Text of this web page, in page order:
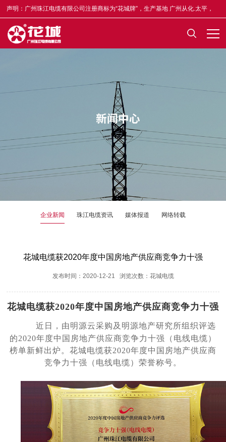
声明：广州珠江电缆有限公司注册商标为“花城牌”，生产基地 广州从化.太平，
合格证均印有“木棉花”标志，凡不符者为假冒，举报奖5-50万元，举报电话
13922335835。
企业新闻 珠江电缆资讯 媒体报道 网络转载
花城电缆获2020年度中国房地产供应商竞争力十强
发布时间：2020-12-21 浏览次数：花城电缆
花城电缆获2020年度中国房地产供应商竞争力十强
近日，由明源云采购及明源地产研究所组织评选
的2020年度中国房地产供应商竞争力十强（电线电缆）
榜单新鲜出炉。花城电缆获2020年度中国房地产供应商
竞争力十强（电线电缆）荣誉称号。